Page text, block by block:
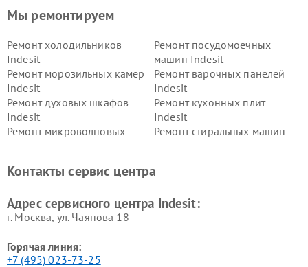
Мы ремонтируем
Ремонт холодильников
Indesit
Ремонт посудомоечных
машин Indesit
Ремонт морозильных камер
Indesit
Ремонт варочных панелей
Indesit
Ремонт духовых шкафов
Indesit
Ремонт кухонных плит
Indesit
Ремонт микроволновых
Ремонт стиральных машин
Indesit
Indesit
Контакты сервис центра
Адрес сервисного центра Indesit:
г. Москва, ул. Чаянова 18
Горячая линия:
+7 (495) 023-73-25